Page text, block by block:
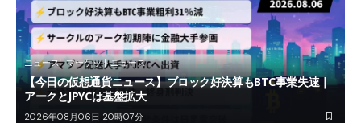
ニュース マーケットニュース
【今日の仮想通貨ニュース】ブロック好決算もBTC事業失速｜
アークとJPYCは基盤拡大
2026年08月06日 20時07分